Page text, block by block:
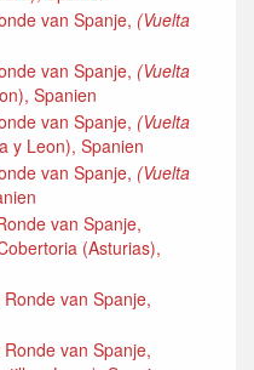
van Spanje, (Vuelta
van Spanje, (Vuelta
Spanien
van Spanje, (Vuelta
y Leon), Spanien
van Spanje, (Vuelta
van Spanje,
(Asturias),
van Spanje,
van Spanje,